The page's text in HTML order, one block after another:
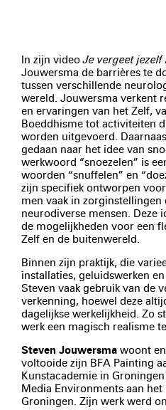
In zijn videoJe vergeet jezelf
Jouwersma de barrières te
tussen verschillende
wereld. Jouwersma verkent
en ervaringen van het Zelf,
Boeddhisme tot activiteiten
worden uitgevoerd.
gedaan naar het idee van
werkwoord “snoezelen” is
woorden “snuffelen” en
zijn specifiek ontworpen
men vaak in zorginstellingen
neurodiverse mensen. Deze
de mogelijkheden voor een
Zelf en de buitenwereld.
Binnen zijn praktijk, die
installaties, geluidswerken
Steven vaak gebruik van de
verkenning, hoewel deze
dagelijkse werkelijkheid. Zo
werk een magisch realisme
Steven Jouwersma woont
voltooide zijn BFA Painting
Kunstacademie in
Media Environments aan
Groningen. Zijn werk werd